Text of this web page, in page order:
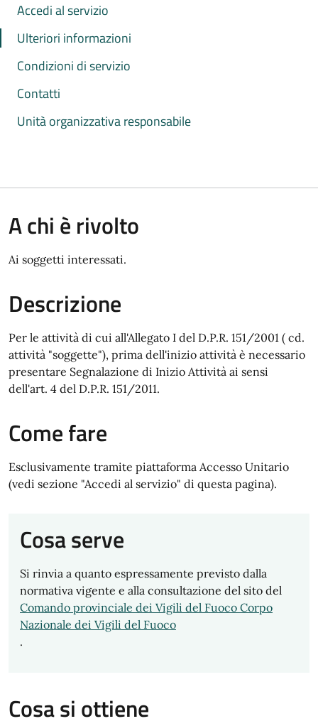
Accedi al servizio
Ulteriori informazioni
Condizioni di servizio
Contatti
Unità organizzativa responsabile
A chi è rivolto
Ai soggetti interessati.
Descrizione
Per le attività di cui all'Allegato I del D.P.R. 151/2001 ( cd.
attività "soggette"), prima dell'inizio attività è necessario
presentare Segnalazione di Inizio Attività ai sensi
dell'art. 4 del D.P.R. 151/2011.
Come fare
Esclusivamente tramite piattaforma Accesso Unitario
(vedi sezione "Accedi al servizio" di questa pagina).
Cosa serve
Si rinvia a quanto espressamente previsto dalla
normativa vigente e alla consultazione del sito del
Comando provinciale dei Vigili del Fuoco Corpo
Nazionale dei Vigili del Fuoco
.
Cosa si ottiene